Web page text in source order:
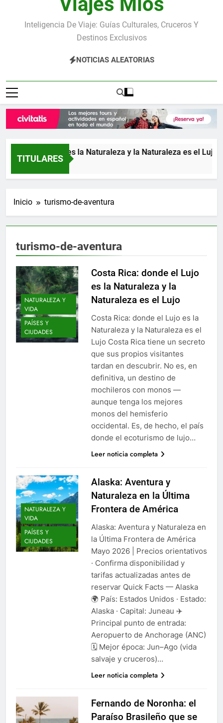
Inteligencia De Viaje: Guías Culturales, Cruceros Y
Destinos Exclusivos
NOTICIAS ALEATORIAS
TITULARES
donde el Lujo es la Naturaleza y la Naturaleza es el Lujo
Inicio turismo-de-aventura
turismo-de-aventura
NATURALEZA Y
VIDA
PAÍSES Y
CIUDADES
Costa Rica: donde el Lujo
es la Naturaleza y la
Naturaleza es el Lujo
Costa Rica: donde el Lujo es la
Naturaleza y la Naturaleza es el
Lujo Costa Rica tiene un secreto
que sus propios visitantes
tardan en descubrir. No es, en
definitiva, un destino de
mochileros con monos —
aunque tenga los mejores
monos del hemisferio
occidental. Es, de hecho, el país
donde el ecoturismo de lujo…
Leer noticia completa
NATURALEZA Y
VIDA
PAÍSES Y
CIUDADES
Alaska: Aventura y
Naturaleza en la Última
Frontera de América
Alaska: Aventura y Naturaleza en
la Última Frontera de América
Mayo 2026 | Precios orientativos
· Confirma disponibilidad y
tarifas actualizadas antes de
reservar Quick Facts — Alaska
🌍 País: Estados Unidos · Estado:
Alaska · Capital: Juneau ✈️
Principal punto de entrada:
Aeropuerto de Anchorage (ANC)
🗓️ Mejor época: Jun–Ago (vida
salvaje y cruceros)…
Leer noticia completa
Fernando de Noronha: el
Paraíso Brasileño que se